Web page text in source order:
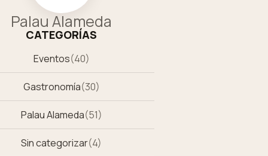
Palau Alameda
CATEGORÍAS
Eventos(40)
Gastronomía(30)
Palau Alameda(51)
Sin categorizar(4)